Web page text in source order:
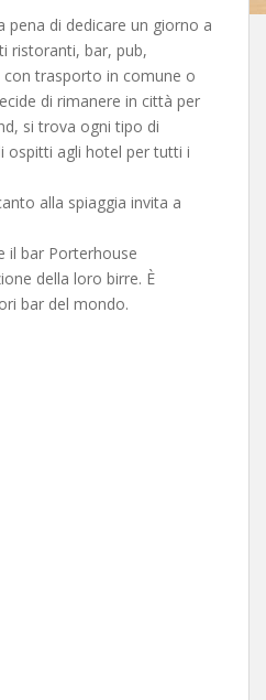
pena di dedicare un giorno a
ristoranti, bar, pub,
trasporto in comune o
di rimanere in città per
si trova ogni tipo di
ospitti agli hotel per tutti i
alla spiaggia invita a
il bar Porterhouse
della loro birre. È
bar del mondo.